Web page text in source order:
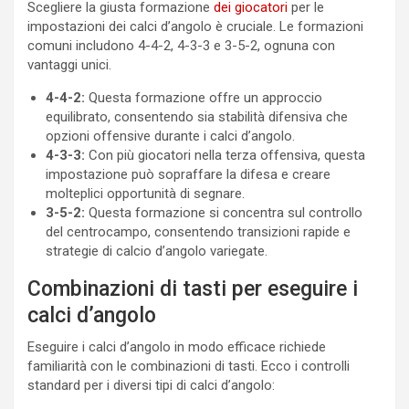
Scegliere la giusta formazione dei giocatori per le
impostazioni dei calci d’angolo è cruciale. Le formazioni
comuni includono 4-4-2, 4-3-3 e 3-5-2, ognuna con
vantaggi unici.
4-4-2: Questa formazione offre un approccio
equilibrato, consentendo sia stabilità difensiva che
opzioni offensive durante i calci d’angolo.
4-3-3: Con più giocatori nella terza offensiva, questa
impostazione può sopraffare la difesa e creare
molteplici opportunità di segnare.
3-5-2: Questa formazione si concentra sul controllo
del centrocampo, consentendo transizioni rapide e
strategie di calcio d’angolo variegate.
Combinazioni di tasti per eseguire i
calci d’angolo
Eseguire i calci d’angolo in modo efficace richiede
familiarità con le combinazioni di tasti. Ecco i controlli
standard per i diversi tipi di calci d’angolo: